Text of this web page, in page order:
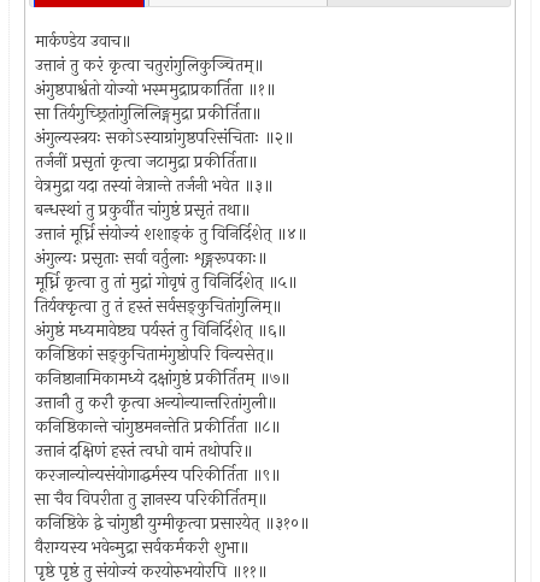
मार्कण्डेय उवाच॥
उत्तानं तु करं कृत्वा चतुरांगुलिकुञ्चितम्॥
अंगुष्ठपार्श्वतो योज्यो भस्ममुद्राप्रकार्तिता ॥१॥
सा तिर्यगुच्छ्रितांगुलिलिङ्गमुद्रा प्रकीर्तिता॥
अंगुल्यस्त्रयः सकोऽस्याग्रांगुष्ठपरिसंचिताः ॥२॥
तर्जनीं प्रसृतां कृत्वा जटामुद्रा प्रकीर्तिता॥
वेत्रमुद्रा यदा तस्यां नेत्रान्ते तर्जनी भवेत ॥३॥
बन्धस्थां तु प्रकुर्वीत चांगुष्ठं प्रसृतं तथा॥
उत्तानं मूर्ध्नि संयोज्यं शशाङ्कं तु विनिर्दिशेत् ॥४॥
अंगुल्यः प्रसृताः सर्वा वर्तुलाः शृङ्गरूपकाः॥
मूर्ध्नि कृत्वा तु तां मुद्रां गोवृषं तु विनिर्दिशेत् ॥५॥
तिर्यक्कृत्वा तु तं हस्तं सर्वसङ्कुचितांगुलिम्॥
अंगुष्ठं मध्यमावेष्ट्य पर्यस्तं तु विनिर्दिशेत् ॥६॥
कनिष्ठिकां सङ्कुचितामंगुष्ठोपरि विन्यसेत्॥
कनिष्ठानामिकामध्ये दक्षांगुष्ठं प्रकीर्तितम् ॥७॥
उत्तानौ तु करौ कृत्वा अन्योन्यान्तरितांगुली॥
कनिष्ठिकान्ते चांगुष्ठमनन्तेति प्रकीर्तिता ॥८॥
उत्तानं दक्षिणं हस्तं त्वधो वामं तथोपरि॥
करजान्योन्यसंयोगाद्धर्मस्य परिकीर्तिता ॥९॥
सा चैव विपरीता तु ज्ञानस्य परिकीर्तितम्॥
कनिष्ठिके द्वे चांगुष्ठौ युग्मीकृत्वा प्रसारयेत् ॥३१०॥
वैराग्यस्य भवेन्मुद्रा सर्वकर्मकरी शुभा॥
पृष्ठे पृष्ठं तु संयोज्यं करयोरुभयोरपि ॥११॥